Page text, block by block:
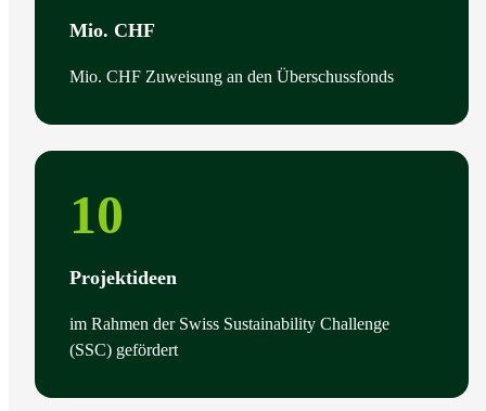
Mio. CHF
Mio. CHF Zuweisung an den Überschussfonds
10
Projektideen
im Rahmen der Swiss Sustainability Challenge
(SSC) gefördert